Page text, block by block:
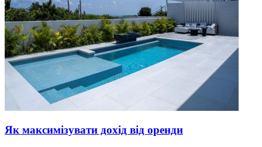
Як максимізувати дохід від оренди